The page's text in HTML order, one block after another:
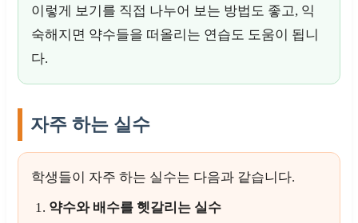
이렇게 보기를 직접 나누어 보는 방법도 좋고, 익
숙해지면 약수들을 떠올리는 연습도 도움이 됩니
다.
자주 하는 실수
학생들이 자주 하는 실수는 다음과 같습니다.
약수와 배수를 헷갈리는 실수